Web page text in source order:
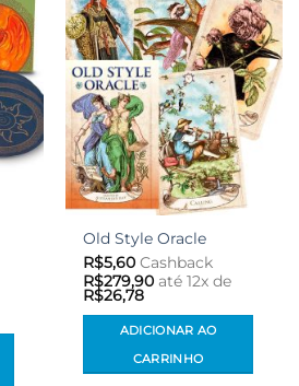
Adicionar
aos meus
desejos
Old Style Oracle
R$5,60 Cashback
R$279,90 até 12x de
R$26,78
ADICIONAR AO
CARRINHO